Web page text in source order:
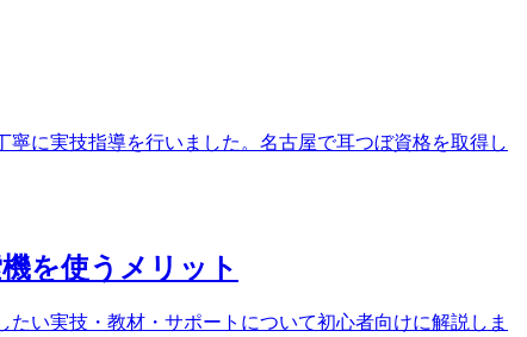
に実技指導を行いました。名古屋で耳つぼ資格を取得し
を使うメリット
い実技・教材・サポートについて初心者向けに解説しま